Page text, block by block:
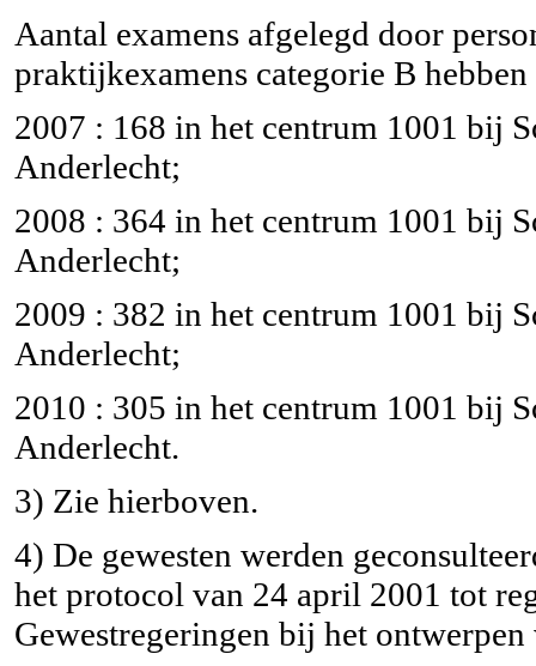
Aantal examens afgelegd door
praktijkexamens categorie B
2007 : 168 in het centrum 1001 bij
Anderlecht;
2008 : 364 in het centrum 1001 bij
Anderlecht;
2009 : 382 in het centrum 1001 bij
Anderlecht;
2010 : 305 in het centrum 1001 bij
Anderlecht.
3) Zie hierboven.
4) De gewesten werden
het protocol van 24 april 2001 tot
Gewestregeringen bij het